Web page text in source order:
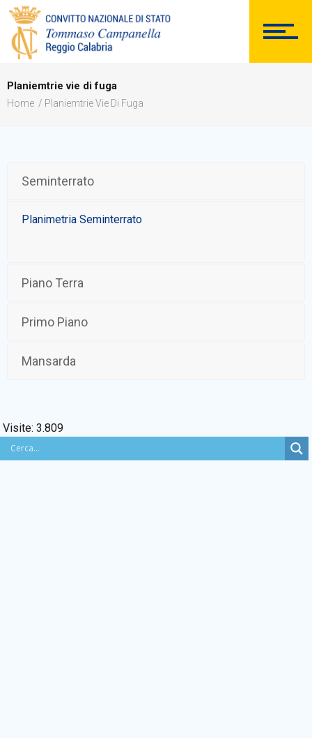
SEGRETERIA
DOCUMENTAZIONE
PERSONALE
Planiemtrie vie di fuga
Home Planiemtrie Vie Di Fuga
Seminterrato
Planimetria Seminterrato
Piano Terra
Primo Piano
Mansarda
Visite: 3.809